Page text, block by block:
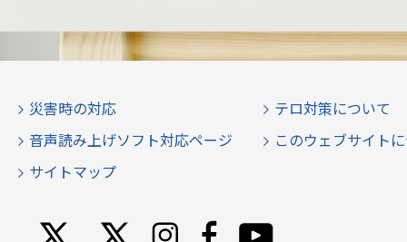
災害時の対応
テロ対策について
音声読み上げソフト対応ページ
このウェブサイト
サイトマップ